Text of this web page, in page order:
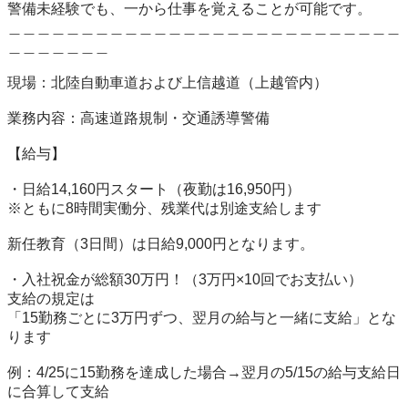
警備未経験でも、一から仕事を覚えることが可能です。
現場：北陸自動車道および上信越道（上越管内）
業務内容：高速道路規制・交通誘導警備
【給与】
・日給14,160円スタート（夜勤は16,950円）
※ともに8時間実働分、残業代は別途支給します
新任教育（3日間）は日給9,000円となります。
・入社祝金が総額30万円！（3万円×10回でお支払い）
支給の規定は
「15勤務ごとに3万円ずつ、翌月の給与と一緒に支給」とな
ります
例：4/25に15勤務を達成した場合→翌月の5/15の給与支給日
に合算して支給